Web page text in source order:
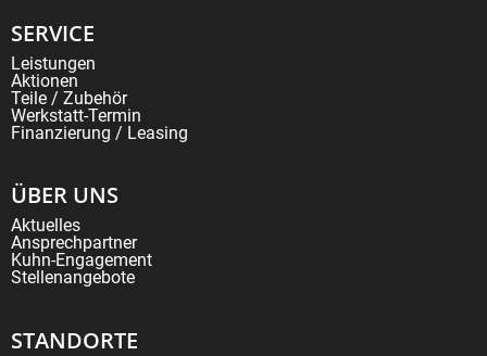
SERVICE
Leistungen
Aktionen
Teile / Zubehör
Werkstatt-Termin
Finanzierung / Leasing
ÜBER UNS
Aktuelles
Ansprechpartner
Kuhn-Engagement
Stellenangebote
STANDORTE